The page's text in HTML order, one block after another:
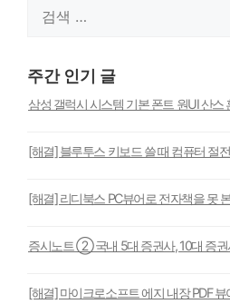
주간 인기 글
삼성 갤럭시 시스템 기본 폰트 원UI 산스
[해결] 블루투스 키보드 쓸 때 컴퓨터 절
[해결] 리디북스 PC뷰어로 전자책을 못
증시노트 ② 국내 5대 증권사, 10대 증권
[해결] 마이크로소프트 에지 내장 PDF 뷰